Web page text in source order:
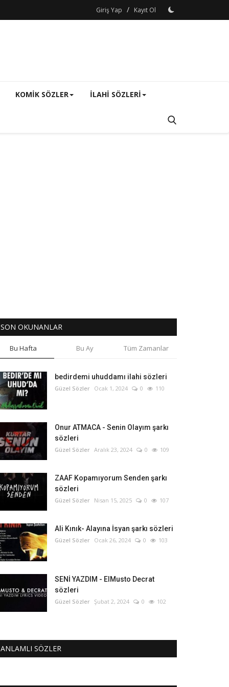
Giriş Yap / Kayıt Ol
KOMIK SÖZLER ILAHI SÖZLERI
SON OKUNANLAR
Bu Hafta Bu Ay Tüm Zamanlar
bedirdemi uhuddamı ilahi sözleri
Güzel Sözler Ocak 1, 2024 0 110
Onur ATMACA - Senin Olayım şarkı
sözleri
Güzel Sözler Aralık 23, 2024 0 109
ZAAF Kopamıyorum Senden şarkı
sözleri
Güzel Sözler Nisan 15, 2025 0 107
Ali Kınık- Alayına İsyan şarkı sözleri
Güzel Sözler Ocak 26, 2024 0 103
SENİ YAZDIM - ElMusto Decrat
sözleri
Güzel Sözler Şubat 2, 2024 0 102
ANLAMLI SÖZLER